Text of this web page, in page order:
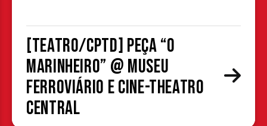
[TEATRO/CPTD] Peça “O
Marinheiro” @ Museu
Ferroviário e Cine-Theatro
Central